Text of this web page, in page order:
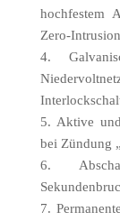
hochfestem
Zero-
4.
5. Aktive
bei Zündung
6.
7.